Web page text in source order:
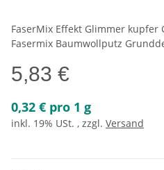
FaserMix Effekt Glimmer kupfer
Fasermix Baumwollputz
5,83 €
0,32 € pro 1 g
inkl. 19% USt. , zzgl. Versand